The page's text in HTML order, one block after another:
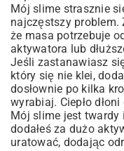
Mój slime strasznie
najczęstszy problem.
że masa potrzebuje
aktywatora lub
Jeśli zastanawiasz
który się nie klei,
dosłownie po kilka
wyrabiaj. Ciepło
Mój slime jest twardy
dodałeś za dużo
uratować, dodając